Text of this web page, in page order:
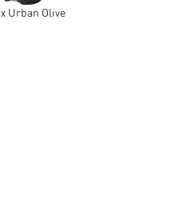
Urban Olive